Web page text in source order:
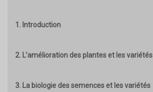
1. Introduction
2. L’amélioration des plantes et les variétés
3. La biologie des semences et les variétés